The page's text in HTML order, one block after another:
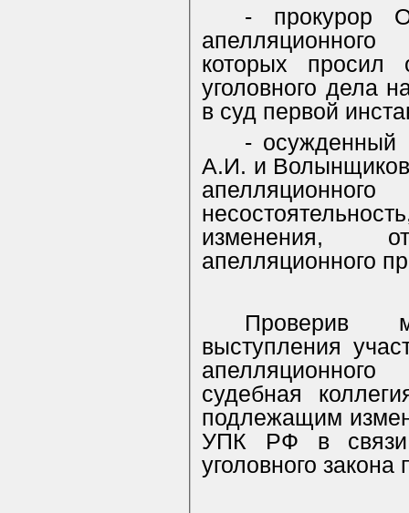
- прокурор
которых просил
уголовного дела
в суд первой
- осужденный
А.И. и
изменения,
апелляционного
Проверив
выступления
судебная
подлежащим
УПК РФ в связи
уголовного